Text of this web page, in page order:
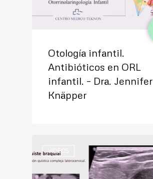
Otología infantil.
Antibióticos en ORL
infantil. – Dra. Jennifer
Knäpper
VIDEOS